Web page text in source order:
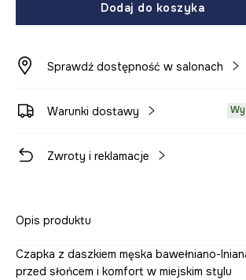
Dodaj do koszyka
Sprawdź dostępność w salonach
Warunki dostawy
Zwroty i reklamacje
Opis produktu
Czapka z daszkiem męska bawełniano-
przed słońcem i komfort w miejskim stylu